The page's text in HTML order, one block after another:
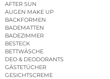
AFTER SUN
AUGEN MAKE UP
BACKFORMEN
BADEMATTEN
BADEZIMMER
BESTECK
BETTWÄSCHE
DEO & DEODORANTS
GÄSTETÜCHER
GESICHTSCREME